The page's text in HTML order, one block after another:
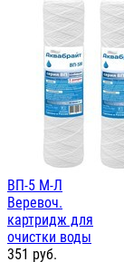
ВП-5 М-Л
Веревоч.
картридж для
очистки воды
351 руб.